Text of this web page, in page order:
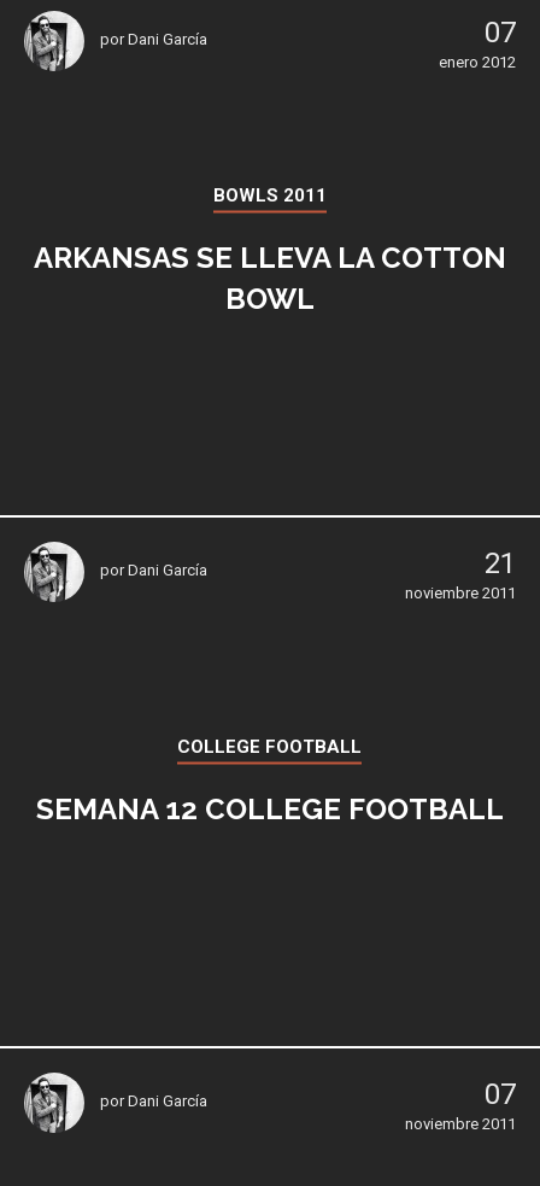
porDani García 07
enero 2012
BOWLS 2011
ARKANSAS SE LLEVA LA COTTON
BOWL
porDani García 21
noviembre 2011
COLLEGE FOOTBALL
SEMANA 12 COLLEGE FOOTBALL
porDani García 07
noviembre 2011